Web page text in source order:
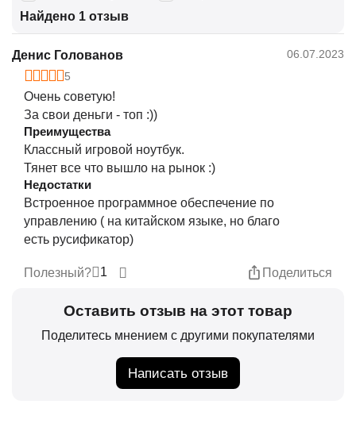
Найдено 1 отзыв
Денис Голованов
06.07.2023
5
Очень советую!
За свои деньги - топ :))
Преимущества
Классный игровой ноутбук.
Тянет все что вышло на рынок :)
Недостатки
Встроенное программное обеспечение по
управлению ( на китайском языке, но благо
есть русификатор)
Полезный? 1 Поделиться
Оставить отзыв на этот товар
Поделитесь мнением с другими покупателями
Написать отзыв